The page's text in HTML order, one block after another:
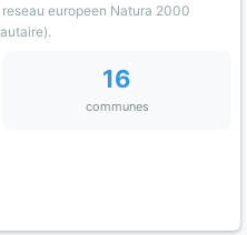
europeen Natura 2000
16
communes